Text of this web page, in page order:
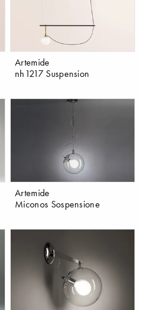
Artemide
nh1217 Suspension
Artemide
Miconos Sospensione